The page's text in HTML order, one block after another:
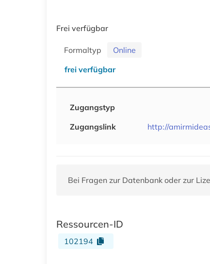
Frei verfügbar
Formaltyp
Online
frei verfügbar
Zugangstyp
Zugangslink
http://
Bei Fragen zur Datenbank oder zur
Ressourcen-ID
102194